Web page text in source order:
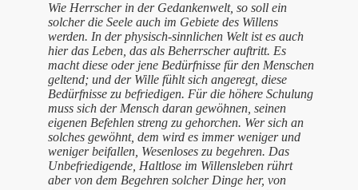
Wie Herrscher in der Gedankenwelt, so soll ein
solcher die Seele auch im Gebiete des Willens
werden. In der physisch-sinnlichen Welt ist es auch
hier das Leben, das als Beherrscher auftritt. Es
macht diese oder jene Bedürfnisse für den Menschen
geltend; und der Wille fühlt sich angeregt, diese
Bedürfnisse zu befriedigen. Für die höhere Schulung
muss sich der Mensch daran gewöhnen, seinen
eigenen Befehlen streng zu gehorchen. Wer sich an
solches gewöhnt, dem wird es immer weniger und
weniger beifallen, Wesenloses zu begehren. Das
Unbefriedigende, Haltlose im Willensleben rührt
aber von dem Begehren solcher Dinge her, von